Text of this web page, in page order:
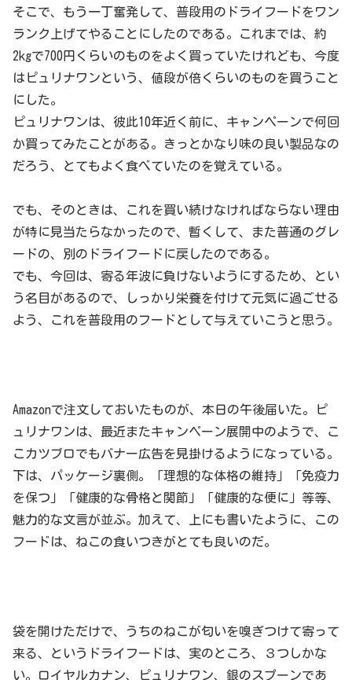
そこで、もう一丁奮発して、普段用のドライフードをワン
ランク上げてやることにしたのである。これまでは、約
2kgで700円くらいのものをよく買っていたけれども、今度
はピュリナワンという、値段が倍くらいのものを買うこと
にした。
ピュリナワンは、彼此10年近く前に、キャンペーンで何回
か買ってみたことがある。きっとかなり味の良い製品なの
だろう、とてもよく食べていたのを覚えている。
でも、そのときは、これを買い続けなければならない理由
が特に見当たらなかったので、暫くして、また普通のグレ
ードの、別のドライフードに戻したのである。
でも、今回は、寄る年波に負けないようにするため、とい
う名目があるので、しっかり栄養を付けて元気に過ごせる
よう、これを普段用のフードとして与えていこうと思う。
Amazonで注文しておいたものが、本日の午後届いた。ピ
ュリナワンは、最近またキャンペーン展開中のようで、こ
こカツブロでもバナー広告を見掛けるようになっている。
下は、パッケージ裏側。「理想的な体格の維持」「免疫力
を保つ」「健康的な骨格と関節」「健康的な便に」等等、
魅力的な文言が並ぶ。加えて、上にも書いたように、この
フードは、ねこの食いつきがとても良いのだ。
袋を開けただけで、うちのねこが匂いを嗅ぎつけて寄って
来る、というドライフードは、実のところ、３つしかな
い。ロイヤルカナン、ピュリナワン、銀のスプーンであ